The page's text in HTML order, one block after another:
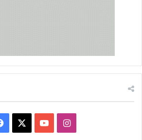
Facebook YouTubeInstagram